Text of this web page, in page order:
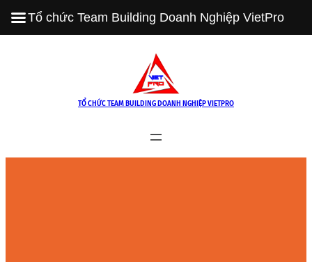
TỔ CHỨC TEAM BUILDING DOANH NGHIỆP VIETPRO
Tổ chức Team Building Doanh Nghiệp VietPro